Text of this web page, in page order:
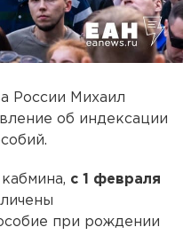
России Михаил
об индексации
с 1 февраля
при рождении